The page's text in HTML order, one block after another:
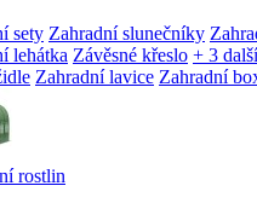
sety Zahradní slunečníky
lehátka Závěsné křeslo + 3 další
Zahradní lavice Zahradní
rostlin